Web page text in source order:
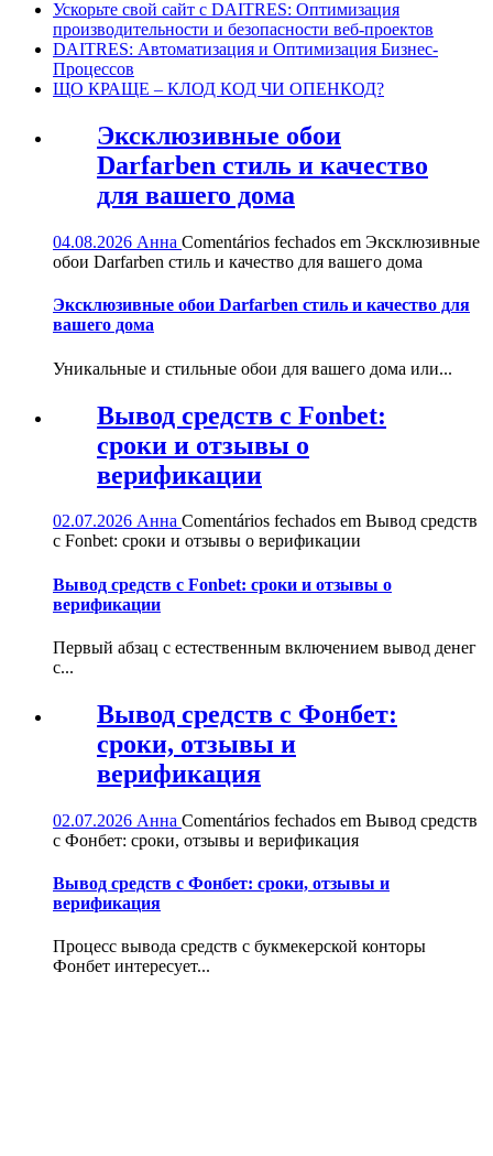
Ускорьте свой сайт с DAITRES: Оптимизация
производительности и безопасности веб-проектов
DAITRES: Автоматизация и Оптимизация Бизнес-
Процессов
ЩО КРАЩЕ – КЛОД КОД ЧИ ОПЕНКОД?
Эксклюзивные обои
Darfarben стиль и качество
для вашего дома
04.08.2026 Анна Comentários fechados em Эксклюзивные
обои Darfarben стиль и качество для вашего дома
Эксклюзивные обои Darfarben стиль и качество для
вашего дома
Уникальные и стильные обои для вашего дома или...
Вывод средств с Fonbet:
сроки и отзывы о
верификации
02.07.2026 Анна Comentários fechados em Вывод средств
с Fonbet: сроки и отзывы о верификации
Вывод средств с Fonbet: сроки и отзывы о
верификации
Первый абзац с естественным включением вывод денег
с...
Вывод средств с Фонбет:
сроки, отзывы и
верификация
02.07.2026 Анна Comentários fechados em Вывод средств
с Фонбет: сроки, отзывы и верификация
Вывод средств с Фонбет: сроки, отзывы и
верификация
Процесс вывода средств с букмекерской конторы
Фонбет интересует...